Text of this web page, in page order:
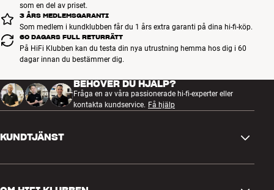
som en del av priset.
3 ÅRS MEDLEMSGARANTI
Som medlem i kundklubben får du 1 års extra garanti på dina hi-fi-köp.
60 DAGARS FULL RETURRÄTT
På HiFi Klubben kan du testa din nya utrustning hemma hos dig i 60
dagar innan du bestämmer dig.
BEHÖVER DU HJÄLP?
Fråga en av våra passionerade hi-fi-experter eller
kontakta kundservice. Få hjälp
KUNDTJÄNST